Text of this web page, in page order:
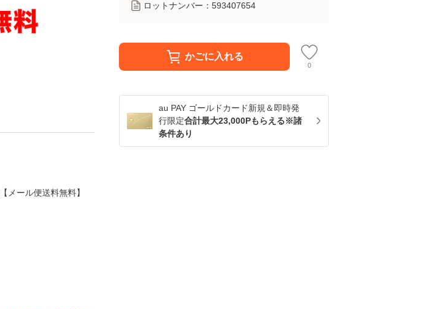
ロットナンバー： 593407654
かごに入れる
0
au PAY ゴールドカード新規＆即時発
行限定合計最大23,000Pもらえる※諸
条件あり
メール便送料無料】